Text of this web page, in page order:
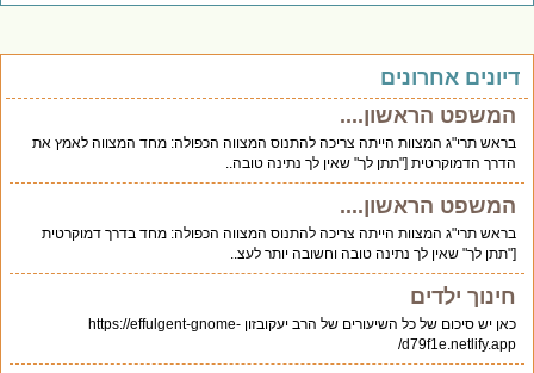
אחרונים
המשפט הראשון....
בראש תרי"ג המצוות הייתה צריכה להתנוס המצווה הכפולה: מחד המצווה לאמץ את
הדרך הדמוקרטית ["תתן לך" שאין לך נתינה טובה..
המשפט הראשון....
בראש תרי"ג המצוות הייתה צריכה להתנוס המצווה הכפולה: מחד בדרך דמוקרטית
["תתן לך" שאין לך נתינה טובה וחשובה יותר לעצ..
חינוך ילדים
כאן יש סיכום של כל השיעורים של הרב יעקובזון https://effulgent-gnome-
d79f1e.netlify.app/